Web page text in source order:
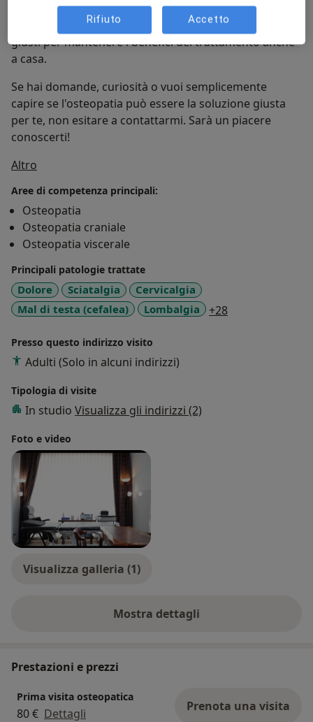
Il mio obiettivo? Farti uscire dallo studio più leggero,
più consapevole del tuo corpo e con gli strumenti
giusti per mantenere i benefici del trattamento anche
a casa.
Se hai domande, curiosità o vuoi semplicemente
capire se l'osteopatia può essere la soluzione giusta
per te, non esitare a contattarmi. Sarà un piacere
conoscerti!
Altro
Aree di competenza principali:
Osteopatia
Osteopatia craniale
Osteopatia viscerale
Principali patologie trattate
Dolore Sciatalgia
Cervicalgia
Mal di testa (cefalea)
Lombalgia +28
Presso questo indirizzo visito
Adulti (Solo in alcuni indirizzi)
Tipologia di visite
In studio Visualizza gli indirizzi (2)
Foto e video
Visualizza galleria (1)
Mostra dettagli
sull'esperienza
Prestazioni e prezzi
Prima visita osteopatica
80 € Dettagli Prenota una visita
Rifiuto Accetto